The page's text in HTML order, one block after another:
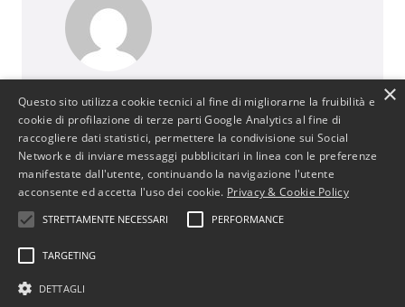
BusinessJus
487 post
http://www.businessjus.com
Il mondo del Diritto cambia. È un mondo in
continua evoluzione poiché segue le
In particolare il mondo del diritto
commerciale cambia con le evoluzioni
cambiamenti, progressi e stimoli per
×
Questo sito utilizza cookie tecnici al fine di migliorarne la fruibilità e
cookie di profilazione di terze parti Google Analytics al fine di
raccogliere dati statistici, permettere la condivisione sui Social
Network e di inviare messaggi pubblicitari in linea con le preferenze
manifestate dall'utente, continuando la navigazione l'utente
acconsente ed accetta l'uso dei cookie. Privacy & Cookie Policy
STRETTAMENTE NECESSARI PERFORMANCE
TARGETING
DETTAGLI